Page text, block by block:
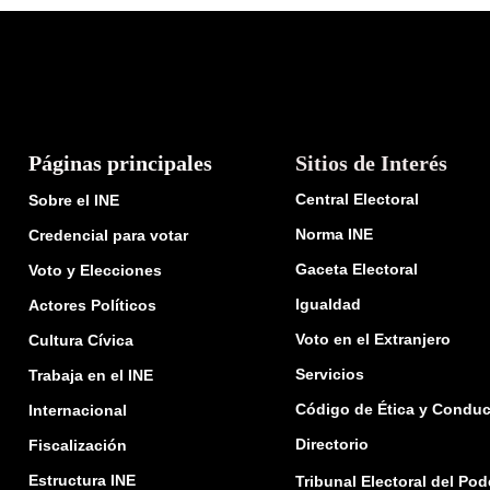
Páginas principales
Sobre el INE
Credencial para votar
Voto y Elecciones
Actores Políticos
Cultura Cívica
Trabaja en el INE
Internacional
Fiscalización
Estructura INE
Sitios de Interés
Central Electoral
Norma INE
Gaceta Electoral
Igualdad
Voto en el Extranjero
Servicios
Código de Ética y
Directorio
Tribunal Electoral del